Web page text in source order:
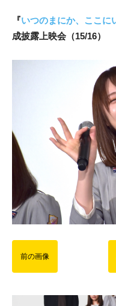
『いつのまにか、ここ
成披露上映会（15/16）
前の画像